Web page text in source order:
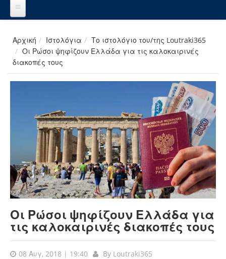
Αρχική Ιστολόγια
Το ιστολόγιο του/της Loutraki365
Οι Ρώσοι ψηφίζουν Ελλάδα για τις καλοκαιρινές
διακοπές τους
Οι Ρώσοι ψηφίζουν Ελλάδα για
τις καλοκαιρινές διακοπές τους
08 Αυγ, 2018 | 19:40 By Loutraki365